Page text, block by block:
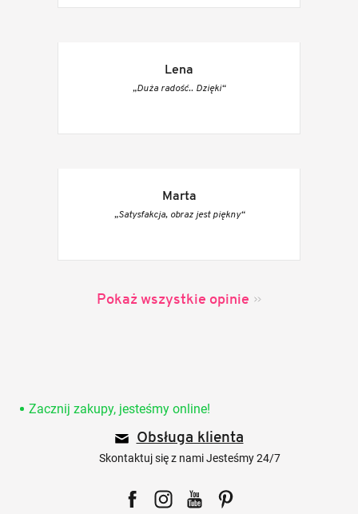
Lena
„Duża radość.. Dzięki“
Marta
„Satysfakcja, obraz jest piękny“
Pokaż wszystkie opinie
Zacznij zakupy, jesteśmy online!
Obsługa klienta
Skontaktuj się z nami Jesteśmy 24/7